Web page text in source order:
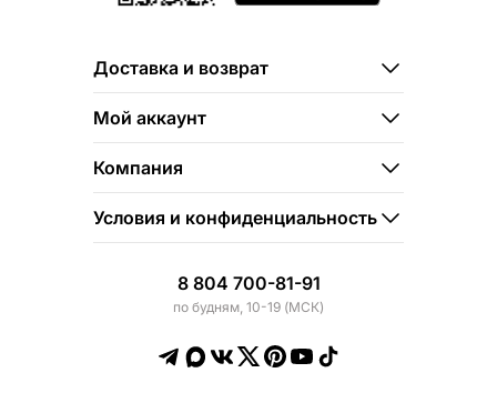
Доставка и возврат
Мой аккаунт
Компания
Условия и конфиденциальность
8 804 700-81-91
по будням, 10-19 (МСК)